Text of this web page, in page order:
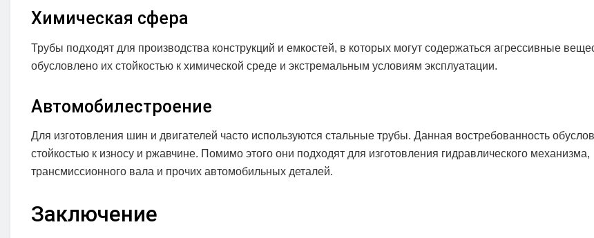
Химическая сфера
Трубы подходят для производства конструкций и емкостей, в которых могут содержаться агрессивные
обусловлено их стойкостью к химической среде и экстремальным условиям эксплуатации.
Автомобилестроение
Для изготовления шин и двигателей часто используются стальные трубы. Данная востребованность
стойкостью к износу и ржавчине. Помимо этого они подходят для изготовления гидравлического механизма,
трансмиссионного вала и прочих автомобильных деталей.
Заключение